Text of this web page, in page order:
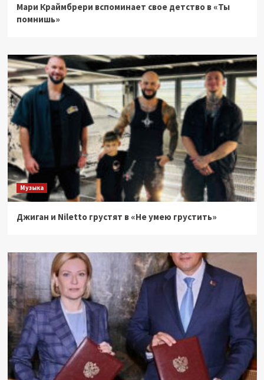
Мари Краймбрери вспоминает свое детство в «Ты
помнишь»
Музыка
Джиган и Niletto грустят в «Не умею грустить»